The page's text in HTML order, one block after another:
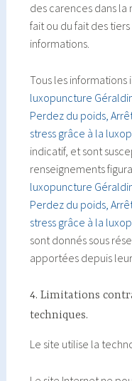
des carences dans la
fait ou du fait des
informations.
Tous les informations
luxopuncture
Perdez du poids,
stress grâce à la
indicatif, et sont
renseignements
luxopuncture
Perdez du poids,
stress grâce à la
sont donnés sous
apportées depuis
4. Limitations
techniques.
Le site utilise la